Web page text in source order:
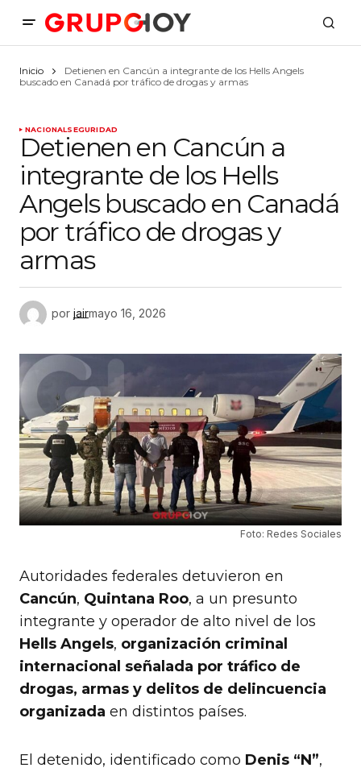
Inicio
Detienen en Cancún a integrante de los Hells Angels
buscado en Canadá por tráfico de drogas y armas
NACIONALSEGURIDAD
Detienen en Cancún a
integrante de los Hells
Angels buscado en Canadá
por tráfico de drogas y
armas
por jairmayo 16, 2026
Foto: Redes Sociales
Autoridades federales detuvieron en
Cancún, Quintana Roo, a un presunto
integrante y operador de alto nivel de los
Hells Angels, organización criminal
internacional señalada por tráfico de
drogas, armas y delitos de delincuencia
organizada en distintos países.
El detenido, identificado como Denis “N”,